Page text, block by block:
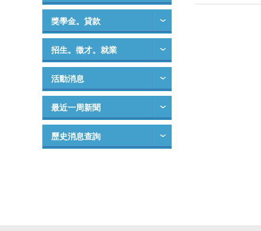
獎學金。貸款
招生。徵才。就業
活動消息
最近一周新聞
歷史消息查詢